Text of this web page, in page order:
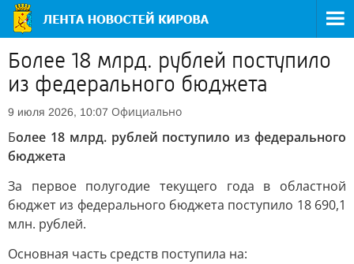
Более 18 млрд. рублей поступило
из федерального бюджета
9 июля 2026, 10:07 Официально
Более 18 млрд. рублей поступило из федерального
бюджета
За первое полугодие текущего года в областной
бюджет из федерального бюджета поступило 18 690,1
млн. рублей.
Основная часть средств поступила на: